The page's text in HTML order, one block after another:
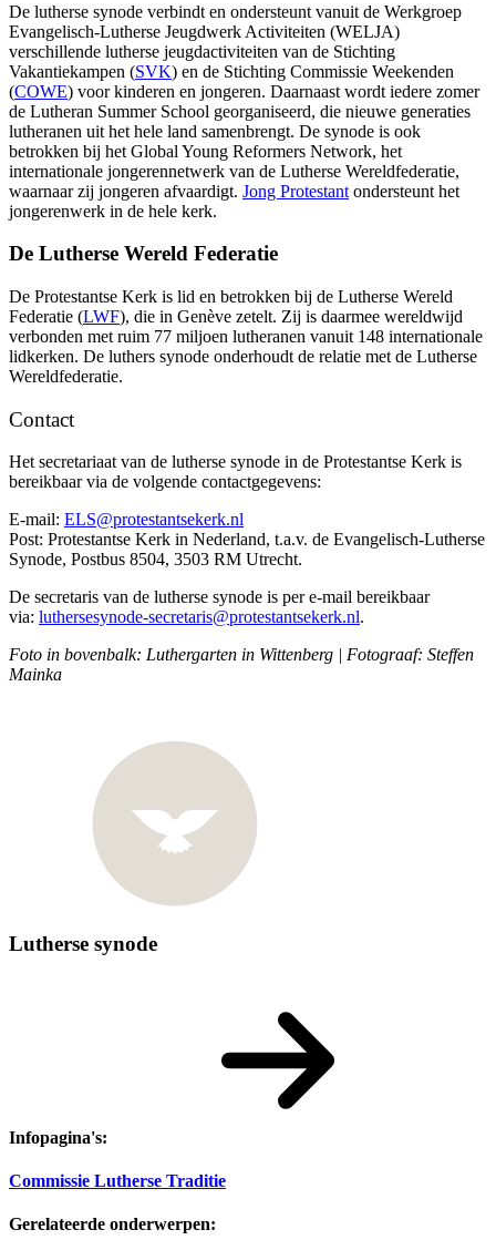
De lutherse synode verbindt en ondersteunt vanuit de Werkgroep
Evangelisch-Lutherse Jeugdwerk Activiteiten (WELJA)
verschillende lutherse jeugdactiviteiten van de Stichting
Vakantiekampen (SVK) en de Stichting Commissie Weekenden
(COWE) voor kinderen en jongeren. Daarnaast wordt iedere zomer
de Lutheran Summer School georganiseerd, die nieuwe generaties
lutheranen uit het hele land samenbrengt. De synode is ook
betrokken bij het Global Young Reformers Network, het
internationale jongerennetwerk van de Lutherse Wereldfederatie,
waarnaar zij jongeren afvaardigt. Jong Protestant ondersteunt het
jongerenwerk in de hele kerk.
De Lutherse Wereld Federatie
De Protestantse Kerk is lid en betrokken bij de Lutherse Wereld
Federatie (LWF), die in Genève zetelt. Zij is daarmee wereldwijd
verbonden met ruim 77 miljoen lutheranen vanuit 148 internationale
lidkerken. De luthers synode onderhoudt de relatie met de Lutherse
Wereldfederatie.
Contact
Het secretariaat van de lutherse synode in de Protestantse Kerk is
bereikbaar via de volgende contactgegevens:
E-mail: ELS@protestantsekerk.nl
Post: Protestantse Kerk in Nederland, t.a.v. de Evangelisch-Lutherse
Synode, Postbus 8504, 3503 RM Utrecht.
De secretaris van de lutherse synode is per e-mail bereikbaar
via: luthersesynode-secretaris@protestantsekerk.nl.
Foto in bovenbalk: Luthergarten in Wittenberg | Fotograaf: Steffen
Mainka
Lutherse synode
Infopagina's:
Commissie Lutherse Traditie
Gerelateerde onderwerpen: